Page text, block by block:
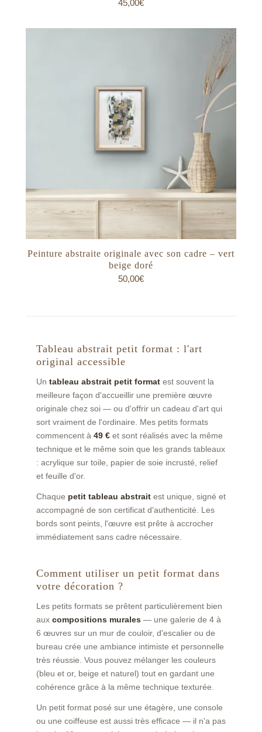
45,00€
Peinture abstraite originale avec son cadre – vert
beige doré
50,00€
Tableau abstrait petit format : l'art
original accessible
Un tableau abstrait petit formatest souvent la
meilleure façon d'accueillir une première œuvre
originale chez soi — ou d'offrir un cadeau d'art qui
sort vraiment de l'ordinaire. Mes petits formats
commencent à 49 €et sont réalisés avec la même
technique et le même soin que les grands tableaux
: acrylique sur toile, papier de soie incrusté, relief
et feuille d'or.
Chaque petit tableau abstraitest unique, signé et
accompagné de son certificat d'authenticité. Les
bords sont peints, l'œuvre est prête à accrocher
immédiatement sans cadre nécessaire.
Comment utiliser un petit format dans
votre décoration ?
Les petits formats se prêtent particulièrement bien
aux compositions murales— une galerie de 4 à
6 œuvres sur un mur de couloir, d'escalier ou de
bureau crée une ambiance intimiste et personnelle
très réussie. Vous pouvez mélanger les couleurs
(bleu et or, beige et naturel) tout en gardant une
cohérence grâce à la même technique texturée.
Un petit format posé sur une étagère, une console
ou une coiffeuse est aussi très efficace — il n'a pas